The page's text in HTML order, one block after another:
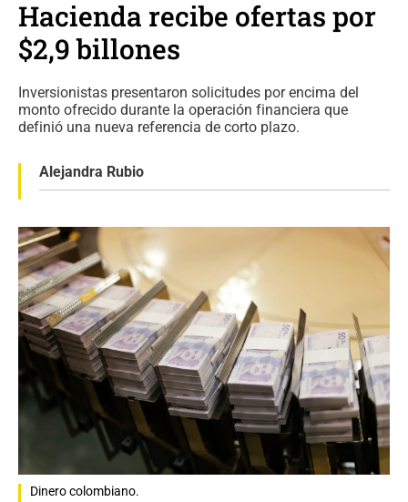
Hacienda recibe ofertas por
$2,9 billones
Inversionistas presentaron solicitudes por encima del
monto ofrecido durante la operación financiera que
definió una nueva referencia de corto plazo.
Alejandra Rubio
Dinero colombiano.